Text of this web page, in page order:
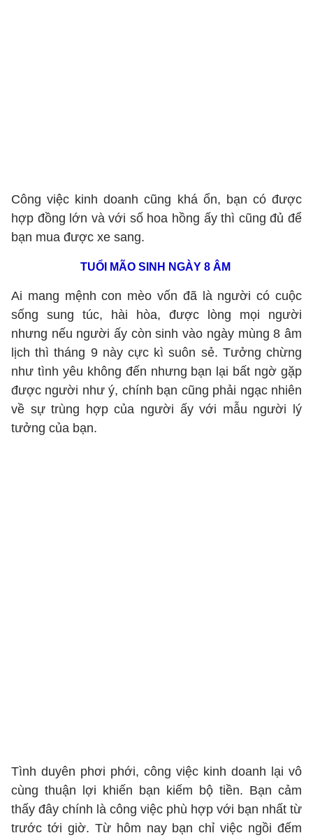
Công việc kinh doanh cũng khá ổn, bạn có được
hợp đồng lớn và với số hoa hồng ấy thì cũng đủ để
bạn mua được xe sang.
TUỔI MÃO SINH NGÀY 8 ÂM
Ai mang mệnh con mèo vốn đã là người có cuộc
sống sung túc, hài hòa, được lòng mọi người
nhưng nếu người ấy còn sinh vào ngày mùng 8 âm
lịch thì tháng 9 này cực kì suôn sẻ. Tưởng chừng
như tình yêu không đến nhưng bạn lại bất ngờ gặp
được người như ý, chính bạn cũng phải ngạc nhiên
về sự trùng hợp của người ấy với mẫu người lý
tưởng của bạn.
Tình duyên phơi phới, công việc kinh doanh lại vô
cùng thuận lợi khiến bạn kiếm bộ tiền. Bạn cảm
thấy đây chính là công việc phù hợp với bạn nhất từ
trước tới giờ. Từ hôm nay bạn chỉ việc ngồi đếm